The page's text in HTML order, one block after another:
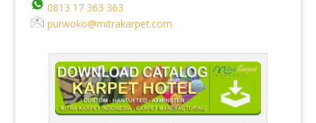
0813 17 363 363
purwoko@mitrakarpet.com